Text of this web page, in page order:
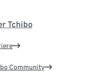
Tchibo
Community